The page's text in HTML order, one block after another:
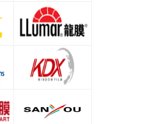
西卡/Sika
查看详情
龙膜/LLUMAR
查看详情
查看详情